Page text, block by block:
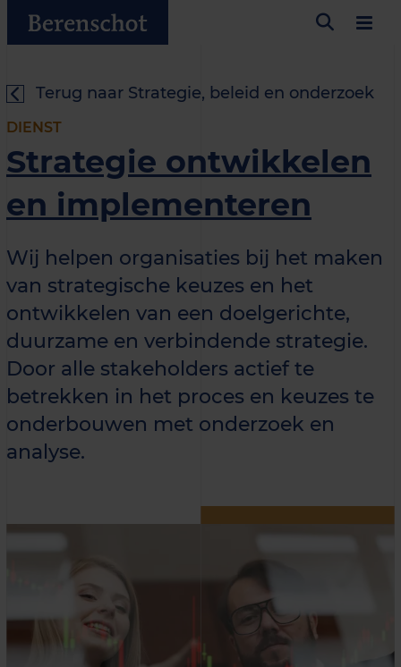
Terug naar Strategie, beleid en onderzoek
DIENST
Strategie ontwikkelen
en implementeren
Wij helpen organisaties bij het maken
van strategische keuzes en het
ontwikkelen van een doelgerichte,
duurzame en verbindende strategie.
Door alle stakeholders actief te
betrekken in het proces en keuzes te
onderbouwen met onderzoek en
analyse.